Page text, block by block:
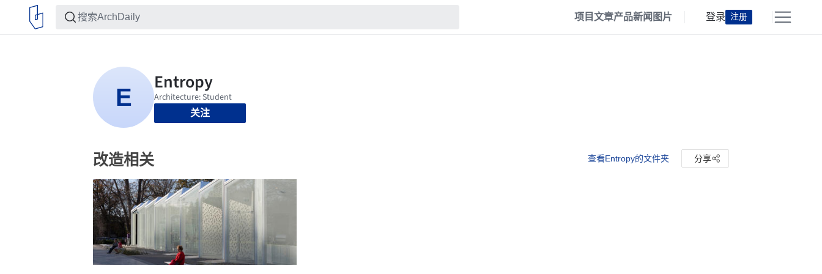
项目文章产品新闻 图片 登录 注册
关注
改造相关 查看Entropy的文件夹 分享